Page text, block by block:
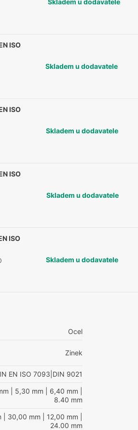
Skladem u dodavatele
ISO
Skladem u dodavatele
ISO
Skladem u dodavatele
ISO
Skladem u dodavatele
ISO
Skladem u dodavatele
Ocel
Zinek
EN ISO 7093|DIN 9021
| 5,30 mm | 6,40 mm
8.40 mm
| 30,00 mm | 12,00 mm
24.00 mm